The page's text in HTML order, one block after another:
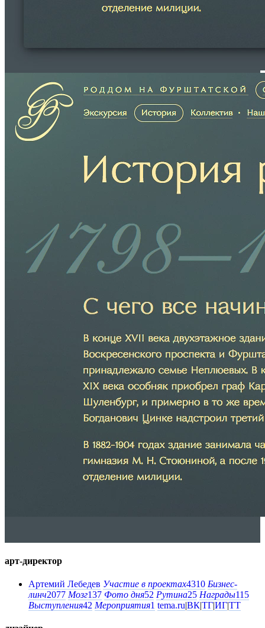
арт-директор
Артемий Лебедев Участие в проектах4310 Бизнес-
линч2077 Мозг137 Фото дня52 Рутина25 Награды115
Выступления42 Мероприятия1 tema.ru|ВК|ТГ|ИГ|ТТ